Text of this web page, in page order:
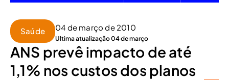
Saúde 04 de março de 2010
Ultima atualização 04 de março
ANS prevê impacto de até
1,1% nos custos dos planos